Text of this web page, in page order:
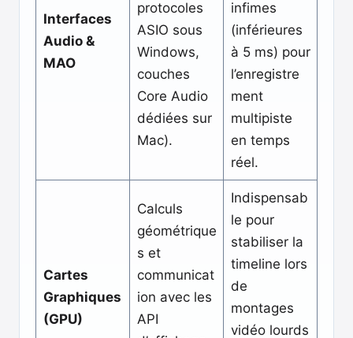
Interfaces
Audio &
MAO
protocoles
ASIO sous
Windows,
couches
Core Audio
dédiées sur
Mac).
infimes
(inférieures
à 5 ms) pour
l’enregistre
ment
multipiste
en temps
réel.
Cartes
Graphiques
(GPU)
Calculs
géométrique
s et
communicat
ion avec les
API
Indispensab
le pour
stabiliser la
timeline lors
de
montages
vidéo lourds